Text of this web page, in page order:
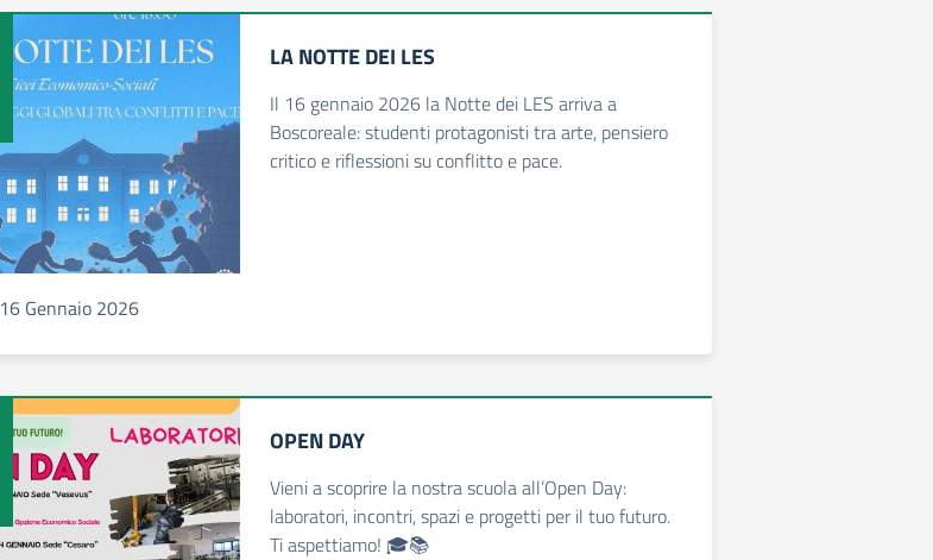
LA NOTTE DEI LES
Il 16 gennaio 2026 la Notte dei LES arriva a
Boscoreale: studenti protagonisti tra arte, pensiero
critico e riflessioni su conflitto e pace.
16 Gennaio 2026
OPEN DAY
Vieni a scoprire la nostra scuola all’Open Day:
laboratori, incontri, spazi e progetti per il tuo futuro.
Ti aspettiamo! 🎓📚